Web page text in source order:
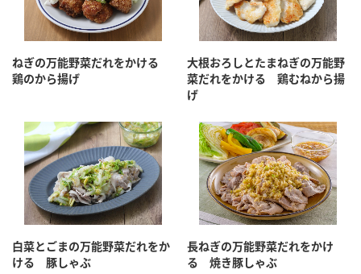
炊き込みご飯の素 米飯用調味液
PIN印
三ツ判山吹
千夜
お酢を知ろう！
すしラボ
ぽん酢サワー
納豆の豆知識
鍋奉行マニュアル
ZENB initiative
MIM（ミツカンミュージアム）
各部門が大切にしていること
おいしさと健康への取り組み
お客様の声をいかしました
販売終了製品のご案内
お問い合わせ
地図から取り扱い店舗を探す
ミツカン公式通販
ねぎの万能野菜だれをかける
鶏のから揚げ
大根おろしとたまねぎの万能野
菜だれをかける 鶏むねから揚
げ
白菜とごまの万能野菜だれをか
ける 豚しゃぶ
長ねぎの万能野菜だれをかけ
る 焼き豚しゃぶ